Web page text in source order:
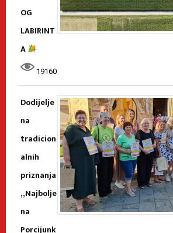
OG
LABIRINT
A
19160
Dodijelje
na
tradicion
alnih
priznanja
„Najbolje
na
Porcijunk